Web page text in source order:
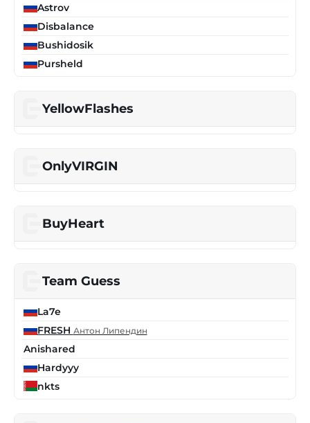
Astrov
Disbalance
Bushidosik
Pursheld
YellowFlashes
OnlyVIRGIN
BuyHeart
Team Guess
La7e
FRESH Антон Липендин
Anishared
Hardyyy
nkts